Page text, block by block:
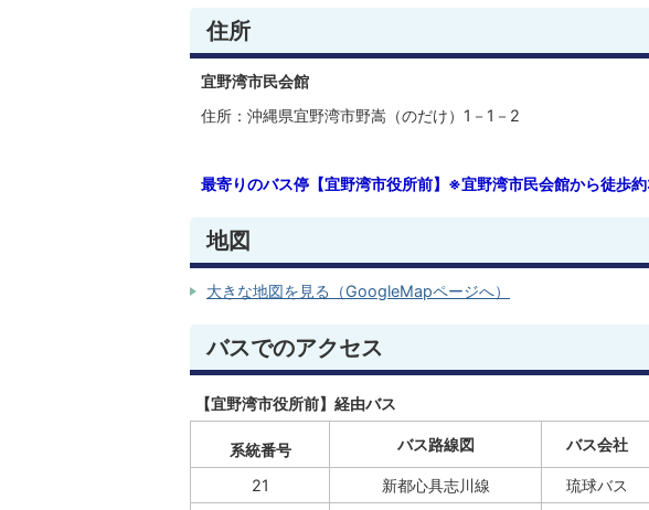
住所
宜野湾市民会館
住所：沖縄県宜野湾市野嵩（のだけ）1－1－2
最寄りのバス停【宜野湾市役所前】※宜野湾市民会館から徒歩
地図
大きな地図を見る（GoogleMapページへ）
バスでのアクセス
【宜野湾市役所前】経由バス
系統番号 バス路線図 バス会社
21 新都心具志川線
琉球バス